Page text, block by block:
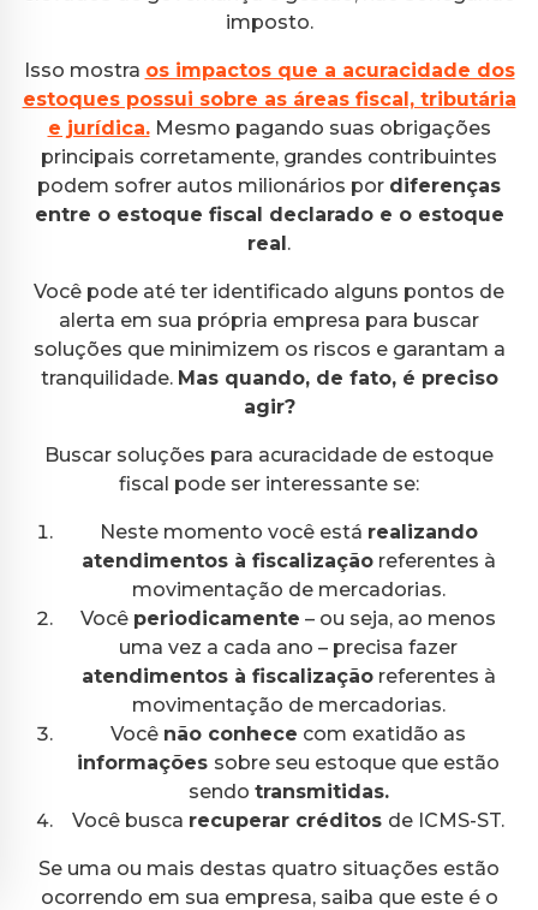
imposto.
Isso mostra os impactos que a acuracidade dos
estoques possui sobre as áreas fiscal, tributária
e jurídica.Mesmo pagando suas obrigações
principais corretamente, grandes contribuintes
podem sofrer autos milionários por diferenças
entre o estoque fiscal declarado e o estoque
real.
Você pode até ter identificado alguns pontos de
alerta em sua própria empresa para buscar
soluções que minimizem os riscos e garantam a
tranquilidade. Mas quando, de fato, é preciso
agir?
Buscar soluções para acuracidade de estoque
fiscal pode ser interessante se:
Neste momento você está realizando
atendimentos à fiscalizaçãoreferentes à
movimentação de mercadorias.
Você periodicamente – ou seja, ao menos
uma vez a cada ano – precisa fazer
atendimentos à fiscalizaçãoreferentes à
movimentação de mercadorias.
Você não conhece com exatidão as
informações sobre seu estoque que estão
sendo transmitidas.
Você busca recuperar créditos de ICMS-ST.
Se uma ou mais destas quatro situações estão
ocorrendo em sua empresa, saiba que este é o